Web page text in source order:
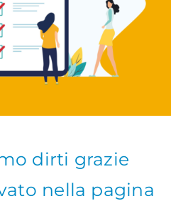
dirti grazie
nella pagina